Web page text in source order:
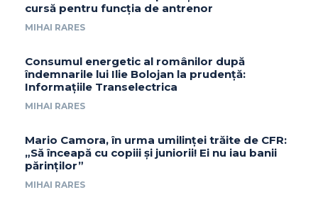
cursă pentru funcția de antrenor
MIHAI RARES
Consumul energetic al românilor după
îndemnarile lui Ilie Bolojan la prudență:
Informațiile Transelectrica
MIHAI RARES
Mario Camora, în urma umilinței trăite de CFR:
„Să înceapă cu copiii și juniorii! Ei nu iau banii
părinților”
MIHAI RARES